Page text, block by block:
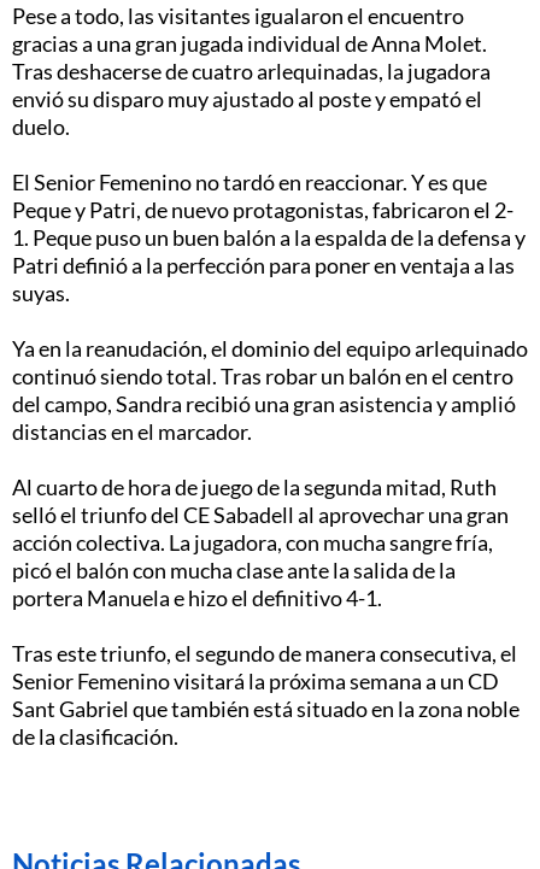
Pese a todo, las visitantes igualaron el encuentro
gracias a una gran jugada individual de Anna Molet.
Tras deshacerse de cuatro arlequinadas, la jugadora
envió su disparo muy ajustado al poste y empató el
duelo.
El Senior Femenino no tardó en reaccionar. Y es que
Peque y Patri, de nuevo protagonistas, fabricaron el 2-
1. Peque puso un buen balón a la espalda de la defensa y
Patri definió a la perfección para poner en ventaja a las
suyas.
Ya en la reanudación, el dominio del equipo arlequinado
continuó siendo total. Tras robar un balón en el centro
del campo, Sandra recibió una gran asistencia y amplió
distancias en el marcador.
Al cuarto de hora de juego de la segunda mitad, Ruth
selló el triunfo del CE Sabadell al aprovechar una gran
acción colectiva. La jugadora, con mucha sangre fría,
picó el balón con mucha clase ante la salida de la
portera Manuela e hizo el definitivo 4-1.
Tras este triunfo, el segundo de manera consecutiva, el
Senior Femenino visitará la próxima semana a un CD
Sant Gabriel que también está situado en la zona noble
de la clasificación.